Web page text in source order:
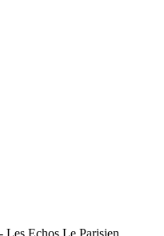
Echos Le Parisien